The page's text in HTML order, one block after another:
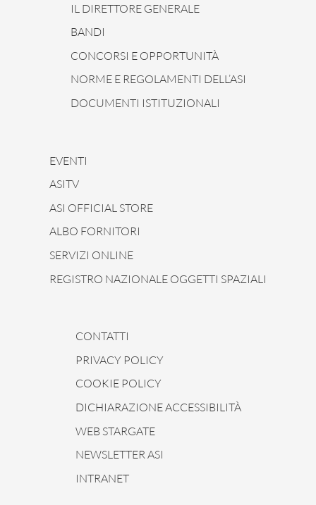
IL DIRETTORE GENERALE
BANDI
CONCORSI E OPPORTUNITÀ
NORME E REGOLAMENTI DELL’ASI
DOCUMENTI ISTITUZIONALI
EVENTI
ASITV
ASI OFFICIAL STORE
ALBO FORNITORI
SERVIZI ONLINE
REGISTRO NAZIONALE OGGETTI SPAZIALI
CONTATTI
PRIVACY POLICY
COOKIE POLICY
DICHIARAZIONE ACCESSIBILITÀ
WEB STARGATE
NEWSLETTER ASI
INTRANET